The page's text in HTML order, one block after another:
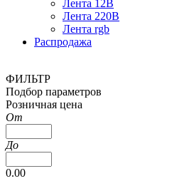
Лента 12В
Лента 220В
Лента rgb
Распродажа
ФИЛЬТР
Подбор параметров
Розничная цена
От
До
0.00